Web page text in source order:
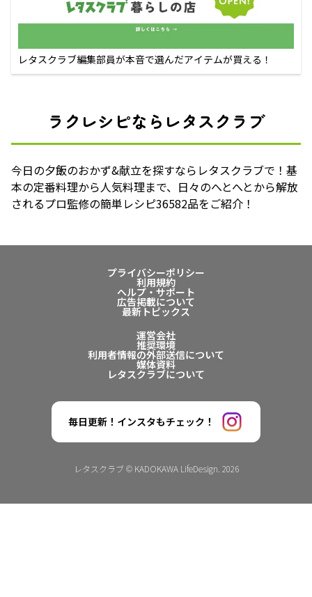
レタスクラブ編集部員が本音で選んだアイテムが買える！
ラクレシピならレタスクラブ
今日の夕飯のおかず&献立を探すならレタスクラブで！基
本の定番料理から人気料理まで、日々のへとへとから解放
されるプロ監修の簡単レシピ36582品をご紹介！
プライバシーポリシー
利用規約
ヘルプ・サポート
広告掲載について
最新トピックス
運営会社
推奨環境
利用者情報の外部送信について
媒体資料
レタスクラブについて
毎日更新！インスタもチェック！
レタスクラブ © KADOKAWA LifeDesign. 2026